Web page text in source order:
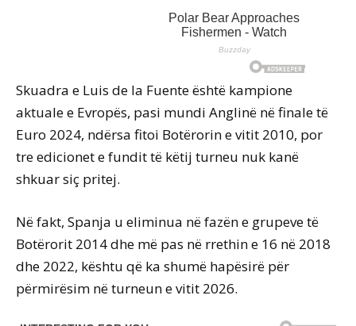
Skuadra e Luis de la Fuente është kampione
aktuale e Evropës, pasi mundi Anglinë në finale të
Euro 2024, ndërsa fitoi Botërorin e vitit 2010, por
tre edicionet e fundit të këtij turneu nuk kanë
shkuar siç pritej.
Në fakt, Spanja u eliminua në fazën e grupeve të
Botërorit 2014 dhe më pas në rrethin e 16 në 2018
dhe 2022, kështu që ka shumë hapësirë për
përmirësim në turneun e vitit 2026.